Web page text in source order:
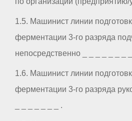
1.5. Машинист линии
ферментации 3-го разряда
непосредственно _ _ _ _ _ _ _
1.6. Машинист линии
ферментации 3-го разряда
_ _ _ _ _ _ _ .